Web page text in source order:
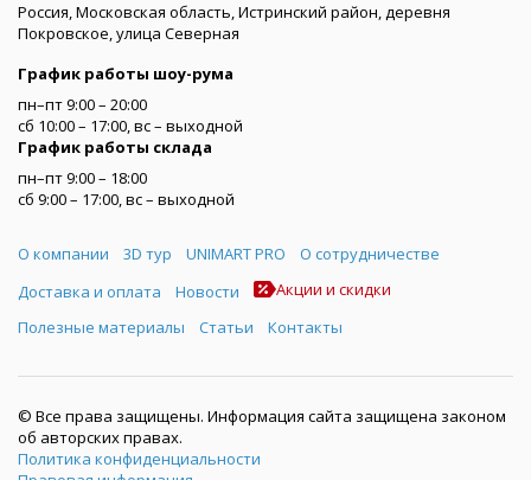
Россия, Московская область, Истринский район, деревня
Покровское, улица Северная
График работы шоу-рума
пн–пт 9:00 – 20:00
сб 10:00 – 17:00, вс – выходной
График работы склада
пн–пт 9:00 – 18:00
сб 9:00 – 17:00, вс – выходной
Меню
О компании 3D тур UNIMART PRO
О сотрудничестве
Доставка и оплата
Новости
Акции и скидки
Полезные материалы
Статьи Контакты
© Все права защищены. Информация сайта защищена законом
об авторских правах.
Политика конфиденциальности